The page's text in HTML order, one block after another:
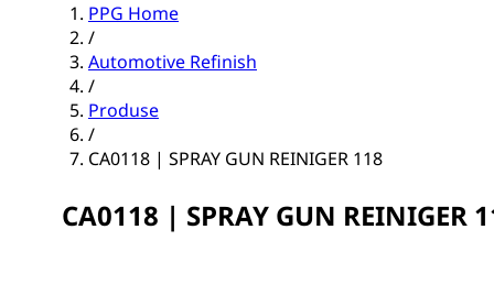
PPG Home
/
Automotive Refinish
/
Produse
/
CA0118 | SPRAY GUN REINIGER 118
CA0118 | SPRAY GUN REINIGER